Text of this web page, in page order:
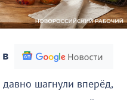
шагнули вперёд,